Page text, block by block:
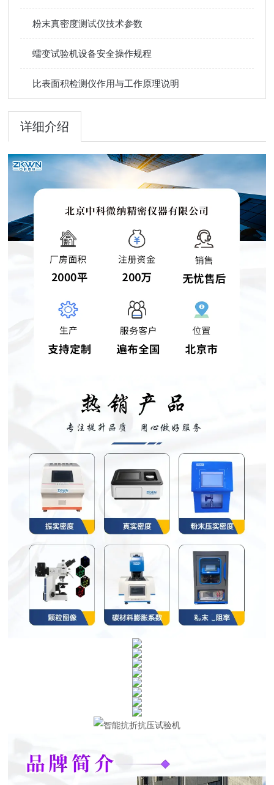
粉末真密度测试仪技术参数
蠕变试验机设备安全操作规程
比表面积检测仪作用与工作原理说明
详细介绍